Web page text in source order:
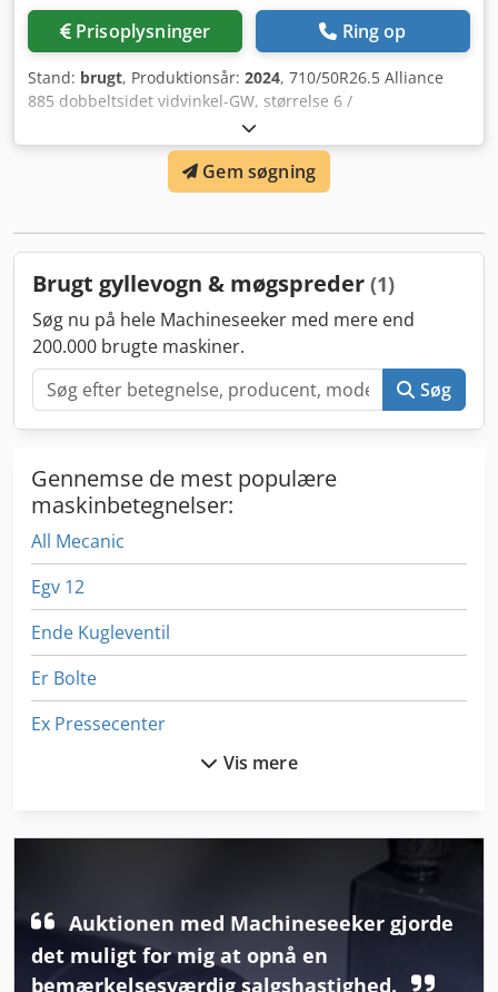
Prisoplysninger Ring op
Stand: brugt, Produktionsår: 2024, 710/50R26.5 Alliance
885 dobbeltsidet vidvinkel-GW, størrelse 6 /
Kompostopsats 400 mm, merpris. 3. rivetromle med
boltede tænder til 3 rivetromler / Hydraulisk undervogn,
lavtræk med kuglehovede trækøje / Skraberlister til kalk,
sidevægge Csdpfxjrxuqzs Ab Terf
Gem søgning
Brugt gyllevogn & møgspreder (1)
Søg nu på hele Machineseeker med mere end
200.000 brugte maskiner.
Søg
Gennemse de mest populære
maskinbetegnelser:
All Mecanic
Egv 12
Ende Kugleventil
Er Bolte
Ex Pressecenter
Gkt 60
Glw 4
Vis mere
Auktionen med Machineseeker gjorde
det muligt for mig at opnå en
bemærkelsesværdig salgshastighed.